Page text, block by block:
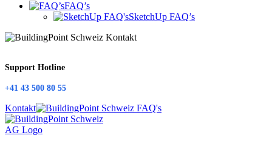
FAQ’s
SketchUp FAQ’s
Support Hotline
+41 43 500 80 55
Kontakt